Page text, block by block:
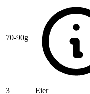
70-90g
3 Eier